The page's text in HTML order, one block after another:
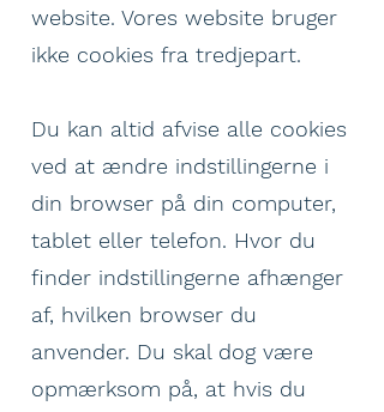
website. Vores website bruger
ikke cookies fra tredjepart.
Du kan altid afvise alle cookies
ved at ændre indstillingerne i
din browser på din computer,
tablet eller telefon. Hvor du
finder indstillingerne afhænger
af, hvilken browser du
anvender. Du skal dog være
opmærksom på, at hvis du